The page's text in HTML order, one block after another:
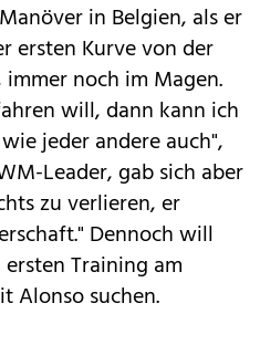
in Belgien, als er
ersten Kurve von der
noch im Magen.
will, dann kann ich
jeder andere auch",
Leader, gab sich aber
zu verlieren, er
Dennoch will
Training am
Alonso suchen.